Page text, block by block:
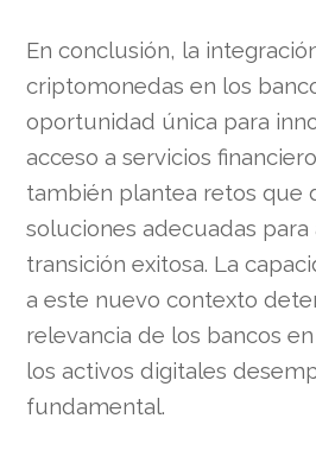
En conclusión, la
criptomonedas en los
oportunidad única para
acceso a servicios
también plantea retos que
soluciones adecuadas para
transición exitosa. La
a este nuevo contexto
relevancia de los bancos
los activos digitales
fundamental.